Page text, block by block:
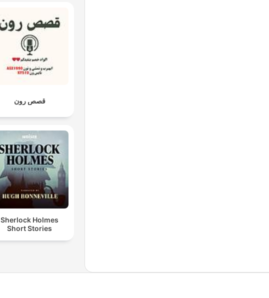
قصص رون
Sherlock Holmes
Short Stories